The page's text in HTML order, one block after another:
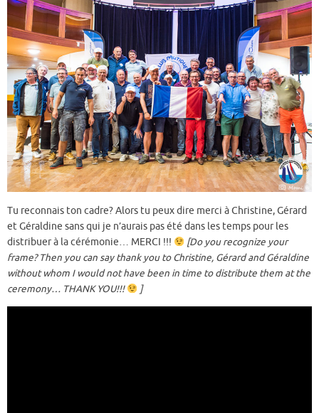
Tu reconnais ton cadre? Alors tu peux dire merci à Christine, Gérard
et Géraldine sans qui je n’aurais pas été dans les temps pour les
distribuer à la cérémonie… MERCI !!!
[Do you recognize your
frame? Then you can say thank you to Christine, Gérard and Géraldine
without whom I would not have been in time to distribute them at the
ceremony… THANK YOU!!!
]